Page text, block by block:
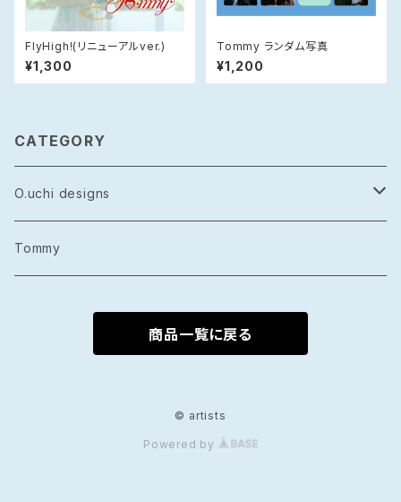
FlyHigh!(リニューアルver.)
¥1,300
Tommy ランダム写真
¥1,200
CATEGORY
O.uchi designs
レザー
Tommy
商品一覧に戻る
© artists
Powered by